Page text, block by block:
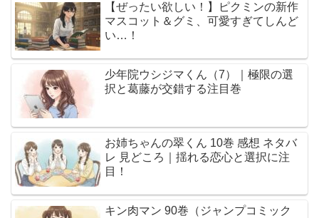
【ぜったい欲しい！】ピクミンの新作
マスコット＆グミ、可愛すぎてしんど
い…！
少年院ウシジマくん（7）｜極限の選
択と葛藤が交錯する注目巻
お姉ちゃんの翠くん 10巻 感想 ネタバ
レ 見どころ｜揺れる恋心と選択に注
目！
キン肉マン 90巻（ジャンプコミック